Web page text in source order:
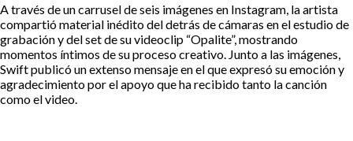
A través de un carrusel de seis imágenes en Instagram, la artista
compartió material inédito del detrás de cámaras en el estudio de
grabación y del set de su videoclip “Opalite”, mostrando
momentos íntimos de su proceso creativo. Junto a las imágenes,
Swift publicó un extenso mensaje en el que expresó su emoción y
agradecimiento por el apoyo que ha recibido tanto la canción
como el video.